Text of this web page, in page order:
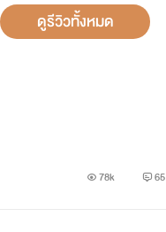
ดูรีวิวทั้งหมด
78k 65